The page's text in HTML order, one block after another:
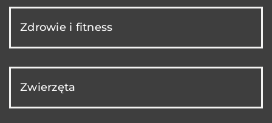
Zdrowie i fitness
Zwierzęta